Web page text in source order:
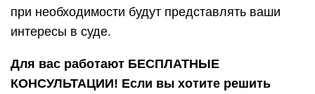
при необходимости будут представлять ваши
интересы в суде.
Для вас работают БЕСПЛАТНЫЕ
КОНСУЛЬТАЦИИ! Если вы хотите решить